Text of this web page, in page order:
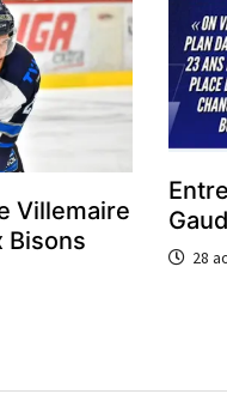
Villemaire
Bisons
28